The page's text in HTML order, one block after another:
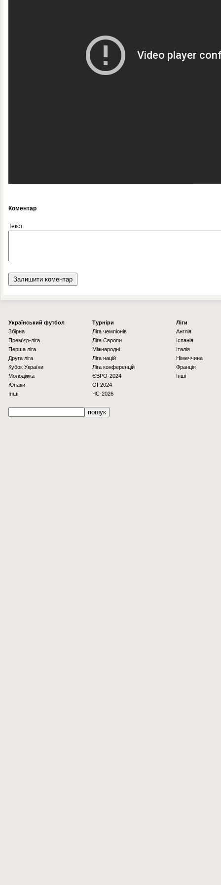
Коментар
Текст
Українcький футбол
Збірна
Прем'єр-ліга
Перша ліга
Друга ліга
Кубок України
Молодіжка
Юнаки
Інші
Турніри
Ліга чемпіонів
Ліга Європи
Міжнародні
Ліга націй
Ліга конференцій
ЄВРО-2024
OI-2024
ЧС-2026
Ліги
Англія
Іспанія
Італія
Німеччина
Франція
Інші